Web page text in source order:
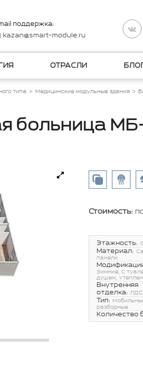
поддержка:
kazan@smart-module.ru
ОТРАСЛИ
типа Медицинские модульные здания
больница
Стоимость:
Этажность:
Материал:
панели
Зимние, С
душем,
Внутренняя
отделка:
Тип:
разборные
Количество